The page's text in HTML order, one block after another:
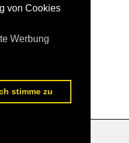
von Cookies
Werbung
stimme zu